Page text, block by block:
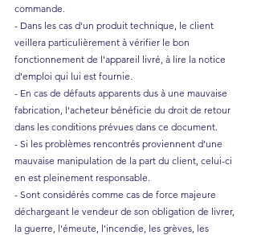
commande.
- Dans les cas d'un produit technique, le client
veillera particulièrement à vérifier le bon
fonctionnement de l'appareil livré, à lire la notice
d'emploi qui lui est fournie.
- En cas de défauts apparents dus à une mauvaise
fabrication, l'acheteur bénéficie du droit de retour
dans les conditions prévues dans ce document.
- Si les problèmes rencontrés proviennent d’une
mauvaise manipulation de la part du client, celui-ci
en est pleinement responsable.
- Sont considérés comme cas de force majeure
déchargeant le vendeur de son obligation de livrer,
la guerre, l'émeute, l'incendie, les grèves, les